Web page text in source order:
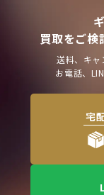
買取をご検
送料、キャ
お電話、
宅